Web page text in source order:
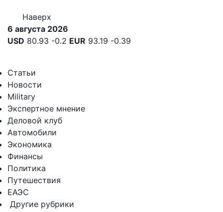
Наверх
6 августа 2026
USD 80.93 -0.2 EUR 93.19 -0.39
Статьи
Новости
Military
Экспертное мнение
Деловой клуб
Автомобили
Экономика
Финансы
Политика
Путешествия
ЕАЭС
Другие рубрики